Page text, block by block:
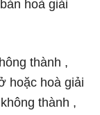
hoà giải
thành ,
hoặc hoà giải
thành ,